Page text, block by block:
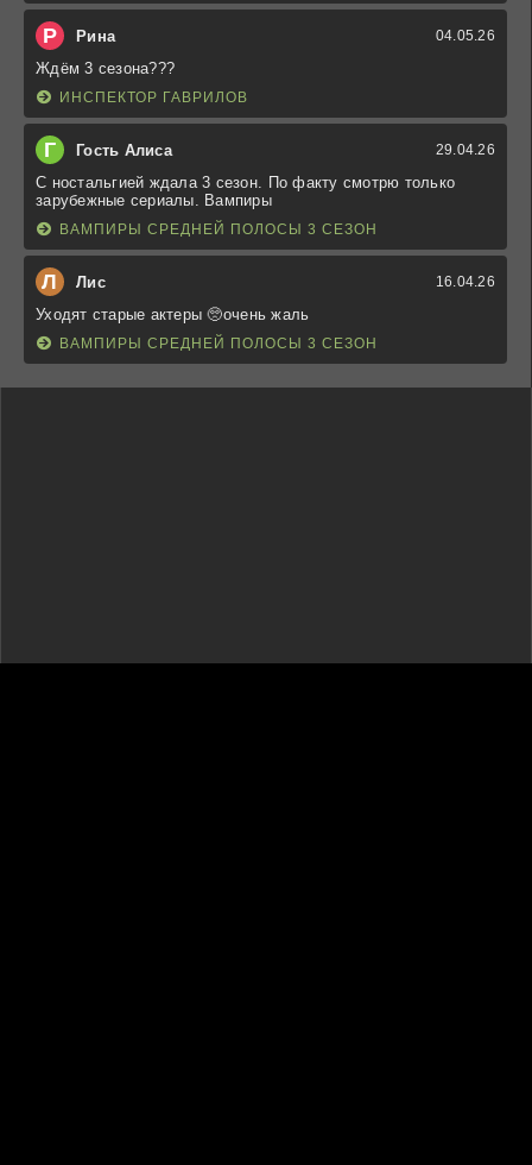
Р Рина 04.05.26
Ждём 3 сезона???
ИНСПЕКТОР ГАВРИЛОВ
Г Гость Алиса 29.04.26
С ностальгией ждала 3 сезон. По факту смотрю только
зарубежные сериалы. Вампиры
ВАМПИРЫ СРЕДНЕЙ ПОЛОСЫ 3 СЕЗОН
Л Лис 16.04.26
Уходят старые актеры 🥺очень жаль
ВАМПИРЫ СРЕДНЕЙ ПОЛОСЫ 3 СЕЗОН